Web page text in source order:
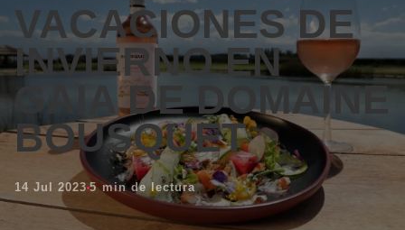
Mendoza Malbec Bodegas Jujuy
VACACIONES DE
INVIERNO EN
GAIA DE DOMAINE
BOUSQUET
14 Jul 2023 5 min de lectura